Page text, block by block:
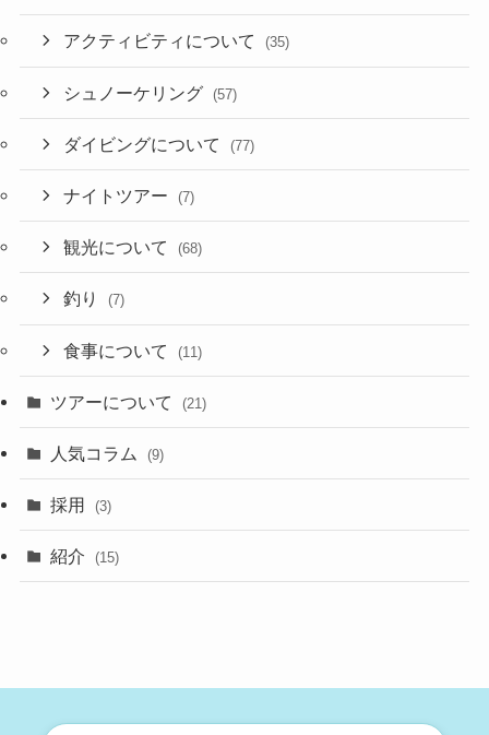
アクティビティについて (35)
シュノーケリング (57)
ダイビングについて (77)
ナイトツアー (7)
観光について (68)
釣り (7)
食事について (11)
ツアーについて (21)
人気コラム (9)
採用 (3)
紹介 (15)